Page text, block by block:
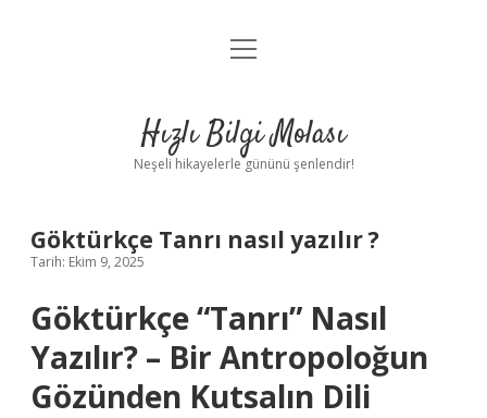
Anasayfa
Yasal Uyarı
menüyü
Hızlı Bilgi Molası
Neşeli hikayelerle gününü şenlendir!
Göktürkçe Tanrı nasıl yazılır ?
Tarih: Ekim 9, 2025
Göktürkçe “Tanrı” Nasıl
Yazılır? – Bir Antropoloğun
Gözünden Kutsalın Dili